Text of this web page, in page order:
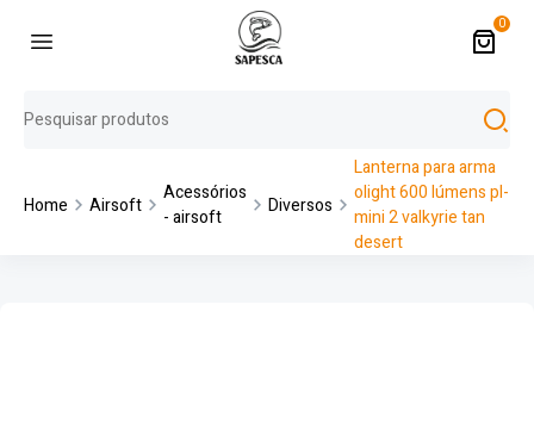
0
Home Airsoft
Acessórios
- airsoft
Diversos
Lanterna para arma
olight 600 lúmens pl-
mini 2 valkyrie tan
desert